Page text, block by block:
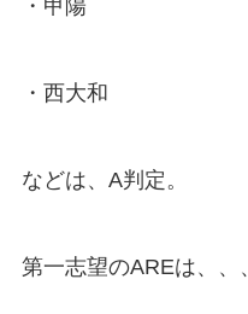
・甲陽
・西大和
などは、A判定。
第一志望のAREは、、、